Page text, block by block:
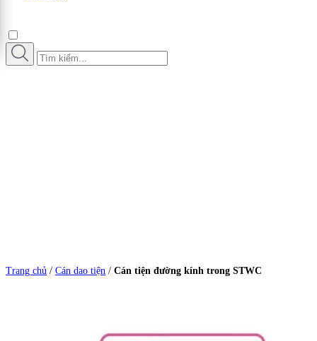
Trang chủ / Cán dao tiện / Cán tiện đường kính trong STWC